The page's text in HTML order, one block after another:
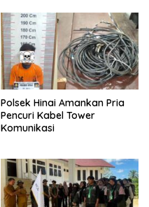
Polsek Hinai Amankan Pria
Pencuri Kabel Tower
Komunikasi